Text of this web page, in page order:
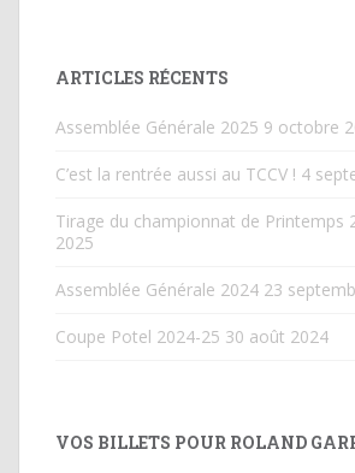
ARTICLES RÉCENTS
Assemblée Générale 2025 9 octobre
C’est la rentrée aussi au TCCV ! 4
Tirage du championnat de Printemps
2025
Assemblée Générale 2024 23
Coupe Potel 2024-25 30 août 2024
VOS BILLETS POUR ROLAND